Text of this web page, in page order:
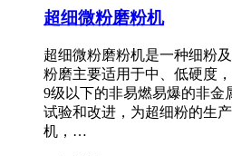
超细微粉磨粉机
超细微粉磨粉机是一种细粉
粉磨主要适用于中、低硬度
9级以下的非易燃易爆的非金
试验和改进，为超细粉的生
机，…